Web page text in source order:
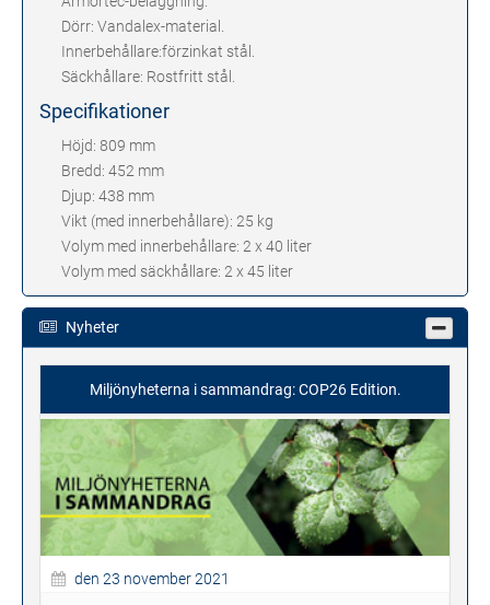
Dörr: Vandalex-material.
Innerbehållare:förzinkat stål.
Säckhållare: Rostfritt stål.
Specifikationer
Höjd: 809 mm
Bredd: 452 mm
Djup: 438 mm
Vikt (med innerbehållare): 25 kg
Volym med innerbehållare: 2 x 40 liter
Volym med säckhållare: 2 x 45 liter
Nyheter
Miljönyheterna i sammandrag: COP26 Edition.
den 23 november 2021